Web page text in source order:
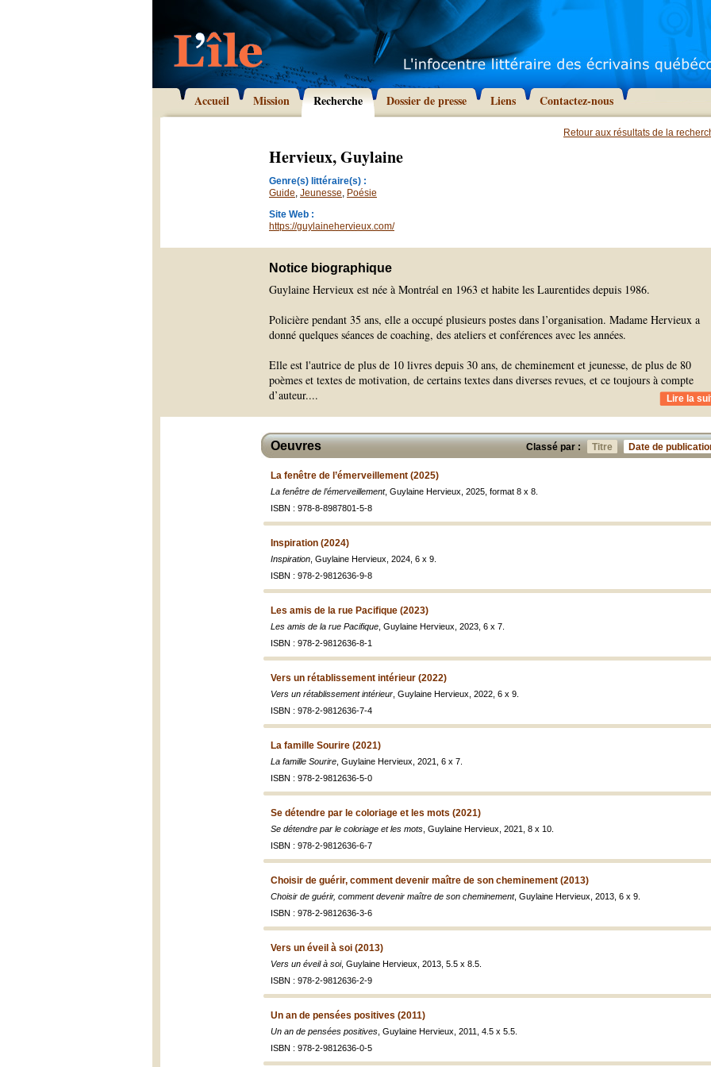
Accueil Mission Recherche Dossier de presse Liens Contactez-nous
Retour aux résultats de la
Hervieux, Guylaine
Genre(s) littéraire(s) :
Guide, Jeunesse, Poésie
Site Web :
https://guylainehervieux.com/
Notice biographique
Guylaine Hervieux est née à Montréal en 1963 et habite les Laurentides depuis 1986.
Policière pendant 35 ans, elle a occupé plusieurs postes dans l’organisation. Madame Hervieux a
donné quelques séances de coaching, des ateliers et conférences avec les années.
Elle est l'autrice de plus de 10 livres depuis 30 ans, de cheminement et jeunesse, de plus de 80
poèmes et textes de motivation, de certains textes dans diverses revues, et ce toujours à compte
d’auteur.... Lire la
Classé par : Titre Date de
Oeuvres
La fenêtre de l’émerveillement (2025)
La fenêtre de l’émerveillement, Guylaine Hervieux, 2025, format 8 x 8.
ISBN : 978-8-8987801-5-8
Inspiration (2024)
Inspiration , Guylaine Hervieux, 2024, 6 x 9.
ISBN : 978-2-9812636-9-8
Les amis de la rue Pacifique (2023)
Les amis de la rue Pacifique , Guylaine Hervieux, 2023, 6 x 7.
ISBN : 978-2-9812636-8-1
Vers un rétablissement intérieur (2022)
Vers un rétablissement intérieur , Guylaine Hervieux, 2022, 6 x 9.
ISBN : 978-2-9812636-7-4
La famille Sourire (2021)
La famille Sourire , Guylaine Hervieux, 2021, 6 x 7.
ISBN : 978-2-9812636-5-0
Se détendre par le coloriage et les mots (2021)
Se détendre par le coloriage et les mots , Guylaine Hervieux, 2021, 8 x 10.
ISBN : 978-2-9812636-6-7
Choisir de guérir, comment devenir maître de son cheminement (2013)
Choisir de guérir, comment devenir maître de son cheminement, Guylaine Hervieux, 2013, 6 x 9.
ISBN : 978-2-9812636-3-6
Vers un éveil à soi (2013)
Vers un éveil à soi, Guylaine Hervieux, 2013, 5.5 x 8.5.
ISBN : 978-2-9812636-2-9
Un an de pensées positives (2011)
Un an de pensées positives , Guylaine Hervieux, 2011, 4.5 x 5.5.
ISBN : 978-2-9812636-0-5